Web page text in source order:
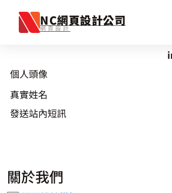
NC網頁設計公司
網頁設計
個人頭像
真實姓名
發送站內短訊
關於我們